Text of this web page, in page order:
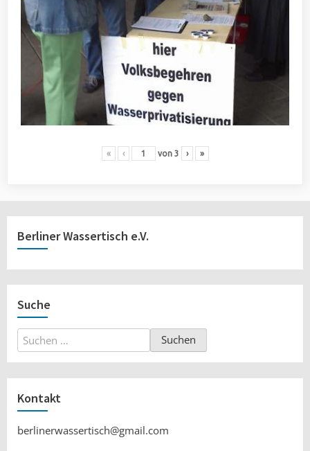
« ‹ von 3 › »
Berliner Wassertisch e.V.
Suche
Suchen
nach:
Kontakt
berlinerwassertisch@gmail.com